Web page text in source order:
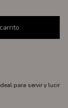
para servir y lucir